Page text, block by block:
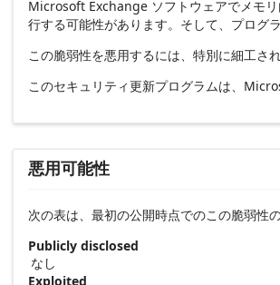
Microsoft Exchange ソフトウェアでメモ
行する可能性があります。そして、プログ
この脆弱性を悪用するには、特別に細工さ
このセキュリティ更新プログラムは、
悪用可能性
次の表は、最初の公開時点でのこの脆弱性
Publicly disclosed
なし
Exploited